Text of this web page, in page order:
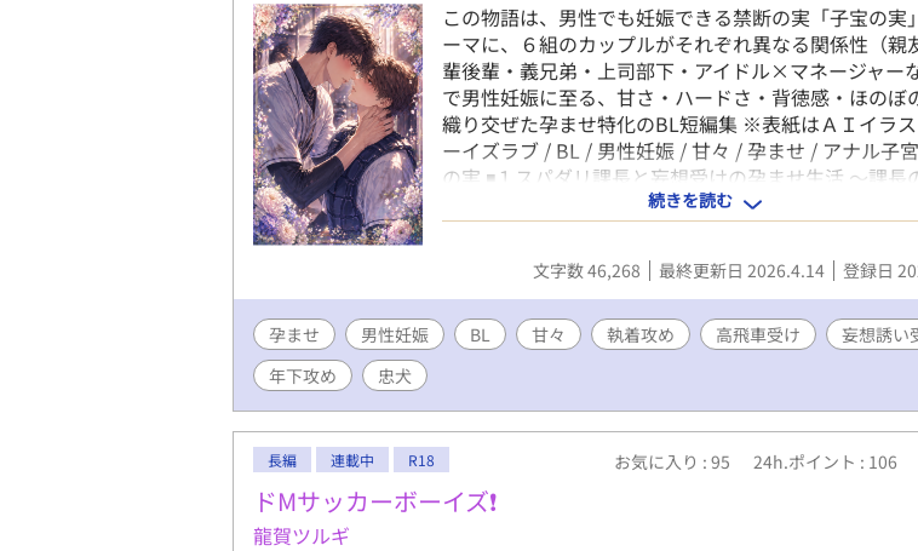
この物語は、男性でも妊娠できる禁断の実「子宝の実
ーマに、６組のカップルがそれぞれ異なる関係性（親
輩後輩・義兄弟・上司部下・アイドル×マネージャーな
で男性妊娠に至る、甘さ・ハードさ・背徳感・ほのぼ
織り交ぜた孕ませ特化のBL短編集 ※表紙はＡＩイラ
ーイズラブ / BL / 男性妊娠 / 甘々 / 孕ませ / アナル子
の実 ◾️１スパダリ課長と妄想受けの孕ませ生活 〜課長
ゃんが欲しい！〜 上司x部下 妄想誘い受け ◾️２ドSピ
ーの孕ませバッテリー 〜親友の腹は俺の子でパンパ
友同士 ドS攻め ◾️３ハードボイルド先輩後輩のリバ妊
任務の果てに誓う孕ませ愛〜 先輩x後輩 ハードボイ
れよ〜 歳下攻め 子持ち ◾️５高飛車アイドルは忠犬孕
だけ〜 義兄弟 執着攻め ◾️７続・スパダリ課長と妄想
孕ませ生活 〜やっぱり課長の赤ちゃんが欲しい！〜 上
下 オモチャ攻め
続きを読む
文字数 46,268 最終更新日 2026.4.14 登録日
孕ませ 男性妊娠 BL 甘々 執着攻め 高飛車受け
妄想誘い
年下攻め
忠犬
長編 連載中 R18 お気に入り : 95 24h.ポイント : 106
ドMサッカーボーイズ❗
龍賀ツルギ